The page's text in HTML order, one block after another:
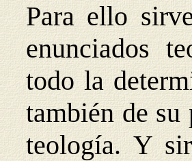
Para ello
enunciados
todo la
también de su
teología. Y